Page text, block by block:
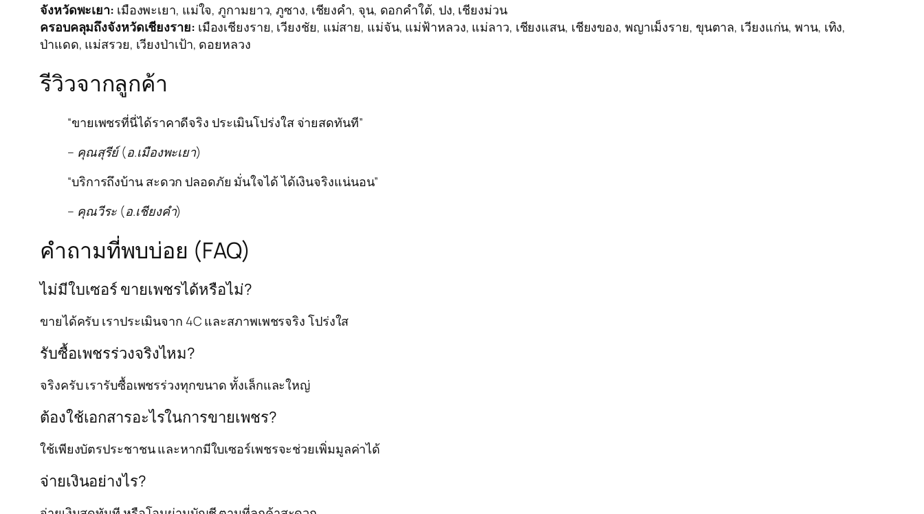
จังหวัดพะเยา: เมืองพะเยา, แม่ใจ, ภูกามยาว, ภูซาง, เชียงคำ, จุน, ดอกคำใต้, ปง, เชียงม่วน
ครอบคลุมถึงจังหวัดเชียงราย: เมืองเชียงราย, เวียงชัย, แม่สาย, แม่จัน, แม่ฟ้าหลวง, แม่ลาว, เชียงแสน, เชียงของ, พญาเม็งราย, ขุนตาล, เวียงแก่น, พาน, เทิง,
ป่าแดด, แม่สรวย, เวียงป่าเป้า, ดอยหลวง
รีวิวจากลูกค้า
“ขายเพชรที่นี่ได้ราคาดีจริง ประเมินโปร่งใส จ่ายสดทันที”
– คุณสุรีย์ (อ.เมืองพะเยา)
“บริการถึงบ้าน สะดวก ปลอดภัย มั่นใจได้ ได้เงินจริงแน่นอน”
– คุณวีระ (อ.เชียงคำ)
คำถามที่พบบ่อย (FAQ)
ไม่มีใบเซอร์ ขายเพชรได้หรือไม่?
ขายได้ครับ เราประเมินจาก 4C และสภาพเพชรจริง โปร่งใส
รับซื้อเพชรร่วงจริงไหม?
จริงครับ เรารับซื้อเพชรร่วงทุกขนาด ทั้งเล็กและใหญ่
ต้องใช้เอกสารอะไรในการขายเพชร?
ใช้เพียงบัตรประชาชน และหากมีใบเซอร์เพชรจะช่วยเพิ่มมูลค่าได้
จ่ายเงินอย่างไร?